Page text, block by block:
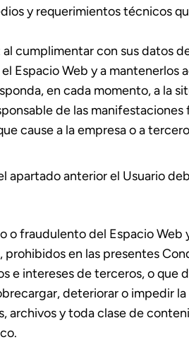
y requerimientos técnicos
cumplimentar con sus datos
Espacio Web y a mantenerlos
en cada momento, a la
de las manifestaciones
cause a la empresa o a
apartado anterior el Usuario
o fraudulento del Espacio
en las presentes
e intereses de terceros, o que
deteriorar o impedir
archivos y toda clase de